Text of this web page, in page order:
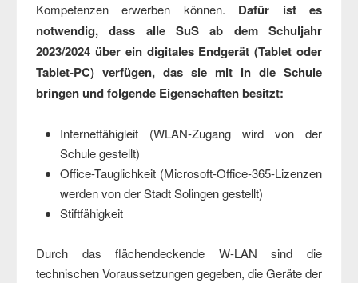
Kompetenzen erwerben können. Dafür ist es
notwendig, dass alle SuS ab dem Schuljahr
2023/2024 über ein digitales Endgerät (Tablet oder
Tablet-PC) verfügen, das sie mit in die Schule
bringen und folgende Eigenschaften besitzt:
Internetfähigleit (WLAN-Zugang wird von der
Schule gestellt)
Office-Tauglichkeit (Microsoft-Office-365-Lizenzen
werden von der Stadt Solingen gestellt)
Stiftfähigkeit
Durch das flächendeckende W-LAN sind die
technischen Voraussetzungen gegeben, die Geräte der